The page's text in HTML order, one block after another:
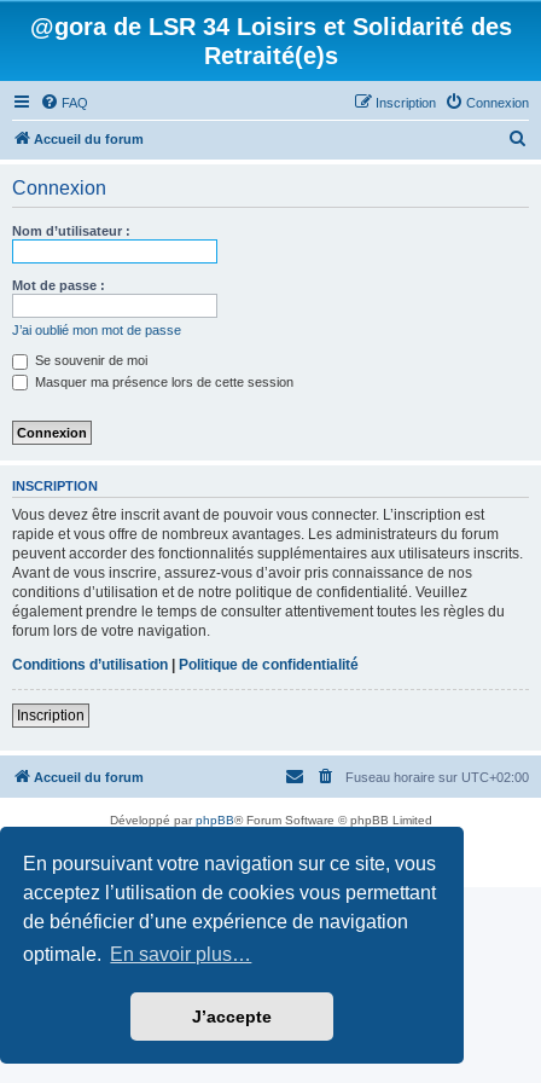
En poursuivant votre navigation sur ce site, vous
acceptez l’utilisation de cookies vous permettant
de bénéficier d’une expérience de navigation
optimale. En savoir plus…
J’accepte
@gora de LSR 34 Loisirs et Solidarité des
Retraité(e)s
FAQ Connexion
Inscription
Accueil du forum
Connexion
Nom d’utilisateur :
Mot de passe :
J’ai oublié mon mot de passe
Se souvenir de moi
Masquer ma présence lors de cette session
INSCRIPTION
Vous devez être inscrit avant de pouvoir vous connecter. L’inscription est
rapide et vous offre de nombreux avantages. Les administrateurs du forum
peuvent accorder des fonctionnalités supplémentaires aux utilisateurs inscrits.
Avant de vous inscrire, assurez-vous d’avoir pris connaissance de nos
conditions d’utilisation et de notre politique de confidentialité. Veuillez
également prendre le temps de consulter attentivement toutes les règles du
forum lors de votre navigation.
Conditions d’utilisation | Politique de confidentialité
Inscription
Accueil du forum Fuseau horaire sur UTC+02:00
Développé parphpBB® Forum Software © phpBB Limited
Confidentialité|Conditions